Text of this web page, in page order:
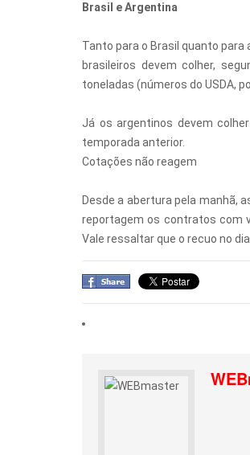
Brasil e Argentina
Tanto para o Brasil quanto
brasileiros devem colher,
toneladas (números do USDA,
Já os argentinos devem
temporada anterior.
Cotações não reagem
Desde a abertura pela manhã,
reportagem os contratos com
Vale ressaltar que o recuo no